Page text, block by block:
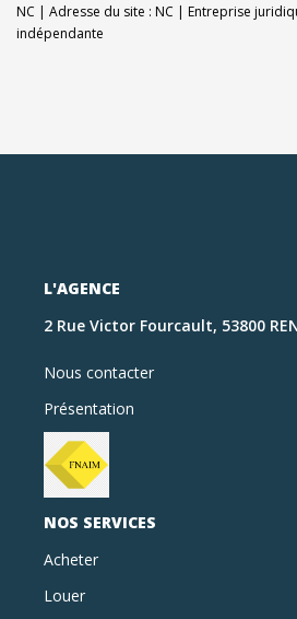
NC | Adresse du site : NC | Entreprise
indépendante
L'AGENCE
2 Rue Victor Fourcault, 53800
Nous contacter
Présentation
NOS SERVICES
Acheter
Louer